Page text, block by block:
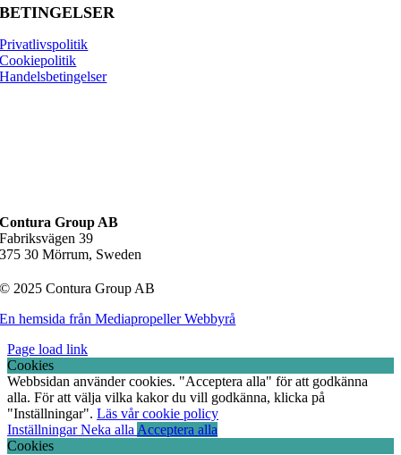
BETINGELSER
Privatlivspolitik
Cookiepolitik
Handelsbetingelser
Contura Group AB
Fabriksvägen 39
375 30 Mörrum, Sweden
© 2025 Contura Group AB
En hemsida från Mediapropeller Webbyrå
Page load link
Cookies
Webbsidan använder cookies. "Acceptera alla" för att godkänna
alla. För att välja vilka kakor du vill godkänna, klicka på
"Inställningar". Läs vår cookie policy
InställningarNeka alla Acceptera alla
Cookies